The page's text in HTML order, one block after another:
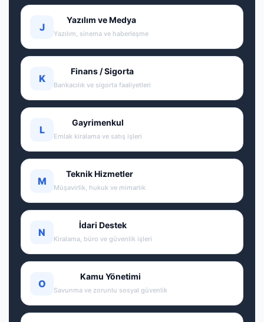
J
Yazılım ve Medya
Yazılım, sinema ve haberleşme
K
Finans / Sigorta
Bankacılık ve sigorta faaliyetleri
L
Gayrimenkul
Emlak kiralama ve satış işleri
M
Teknik Hizmetler
Müşavirlik, hukuk ve mimarlık
N
İdari Destek
Kiralama, büro ve güvenlik işleri
O
Kamu Yönetimi
Savunma ve zorunlu sosyal güvenlik